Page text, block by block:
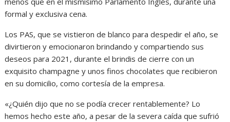
formal y exclusiva cena.
Los PAS, que se vistieron de blanco para despedir el año, se
divirtieron y emocionaron brindando y compartiendo sus
deseos para 2021, durante el brindis de cierre con un
exquisito champagne y unos finos chocolates que recibieron
en su domicilio, como cortesía de la empresa.
«¿Quién dijo que no se podía crecer rentablemente? Lo
hemos hecho este año, a pesar de la severa caída que sufrió